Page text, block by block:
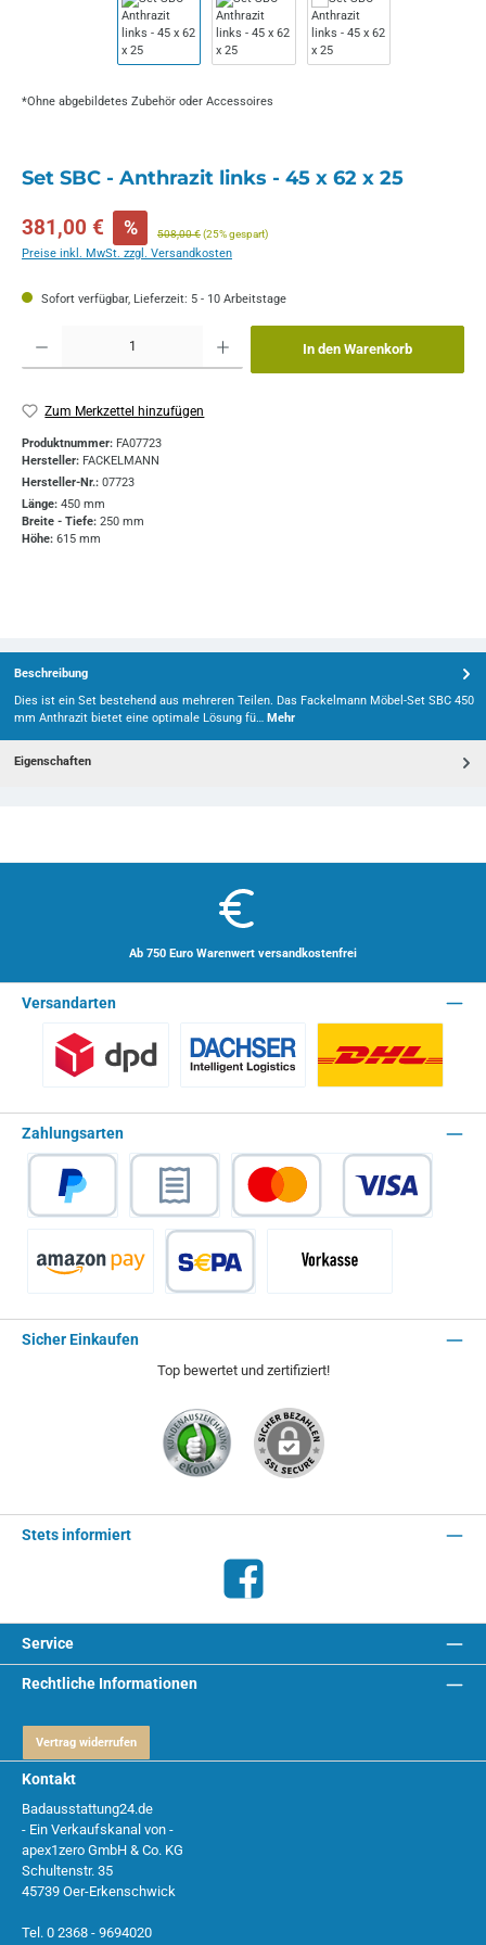
*Ohne abgebildetes Zubehör oder Accessoires
Set SBC - Anthrazit links - 45 x 62 x 25
Verkaufspreis:
381,00 € % Regulärer Preis:
508,00 €(25% gespart)
Preise inkl. MwSt. zzgl. Versandkosten
Sofort verfügbar, Lieferzeit: 5 - 10 Arbeitstage
Produkt Anzahl: Gib den gewünschten Wert ein oder benutze die Schaltflächen um
In den Warenkorb
Zum Merkzettel hinzufügen
Produktnummer: FA07723
Hersteller: FACKELMANN
Hersteller-Nr.: 07723
Länge: 450 mm
Breite - Tiefe: 250 mm
Höhe: 615 mm
Beschreibung
Dies ist ein Set bestehend aus mehreren Teilen. Das Fackelmann Möbel-Set SBC 450
mm Anthrazit bietet eine optimale Lösung fü… Mehr
Eigenschaften
Ab 750 Euro Warenwert versandkostenfrei
Versandarten
Zahlungsarten
Rechnungskauf
Sicher Einkaufen
Top bewertet und zertifiziert!
Stets informiert
Facebook
Kontakt
Badausstattung24.de
- Ein Verkaufskanal von -
apex1zero GmbH & Co. KG
Schultenstr. 35
45739 Oer-Erkenschwick
Tel. 0 2368 - 9694020
Service
Rechtliche Informationen
Vertrag widerrufen